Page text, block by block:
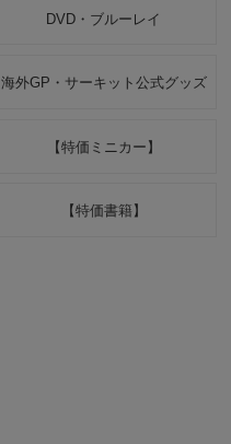
DVD・ブルーレイ
海外GP・サーキット公式グッズ
【特価ミニカー】
【特価書籍】